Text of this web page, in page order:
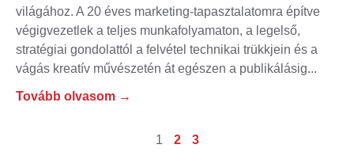
világához. A 20 éves marketing-tapasztalatomra építve
végigvezetlek a teljes munkafolyamaton, a legelső,
stratégiai gondolattól a felvétel technikai trükkjein és a
vágás kreatív művészetén át egészen a publikálásig
Tovább olvasom →
1 2 3